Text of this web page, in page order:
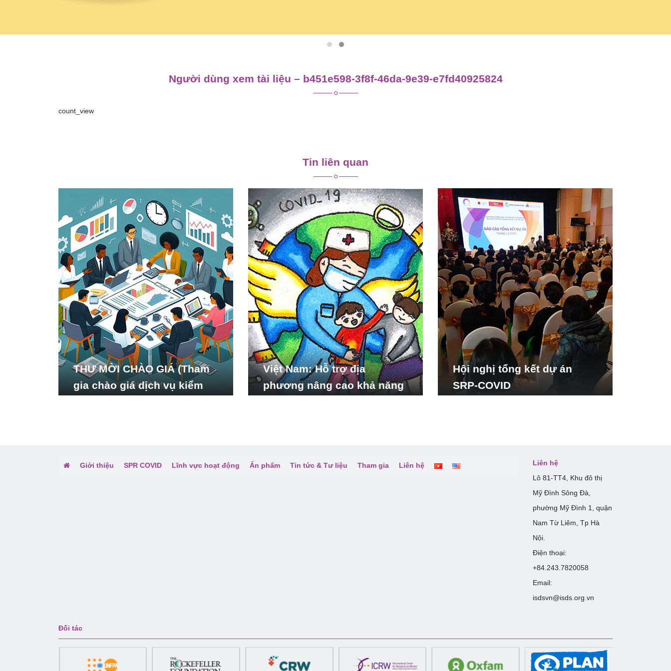
Người dùng xem tài liệu – b451e598-3f8f-46da-9e39-e7fd40925824
count_view
viết
Tin liên quan
THƯ MỜI CHÀO GIÁ (Tham
gia chào giá dịch vụ kiểm
Việt Nam: Hỗ trợ địa
phương nâng cao khả năng
Hội nghị tổng kết dự án
SRP-COVID
Giới thiệu SPR COVID Lĩnh vực hoạt động Ấn phẩm Tin tức & Tư liệu Tham gia Liên hệ
Liên hệ
Lô 81-TT4, Khu đô thị
Mỹ Đình Sông Đà,
phường Mỹ Đình 1, quận
Nam Từ Liêm, Tp Hà
Nội.
Điện thoại:
+84.243.7820058
Email:
isdsvn@isds.org.vn
Đối tác